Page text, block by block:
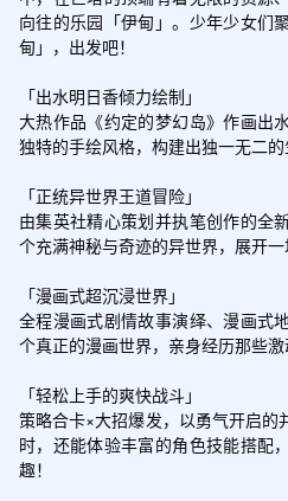
向往的乐园「伊甸」。少年少女们
甸」，出发吧！
「出水明日香倾力绘制」
大热作品《约定的梦幻岛》作画出
独特的手绘风格，构建出独一无二的
「正统异世界王道冒险」
由集英社精心策划并执笔创作的全
个充满神秘与奇迹的异世界，展开一
「漫画式超沉浸世界」
全程漫画式剧情故事演绎、漫画式
个真正的漫画世界，亲身经历那些激
「轻松上手的爽快战斗」
策略合卡×大招爆发，以勇气开启的
时，还能体验丰富的角色技能搭配
趣！